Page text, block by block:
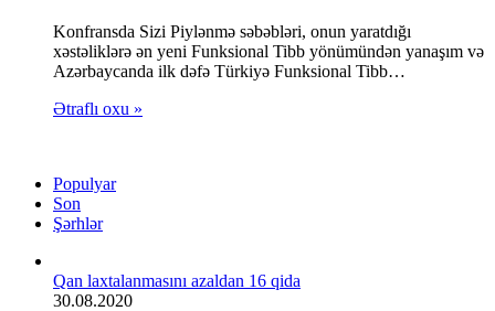
Konfransda Sizi Piylənmə səbəbləri, onun yaratdığı
xəstəliklərə ən yeni Funksional Tibb yönümündən yanaşım və
Azərbaycanda ilk dəfə Türkiyə Funksional Tibb…
Ətraflı oxu »
Populyar
Son
Şərhlər
Qan laxtalanmasını azaldan 16 qida
30.08.2020